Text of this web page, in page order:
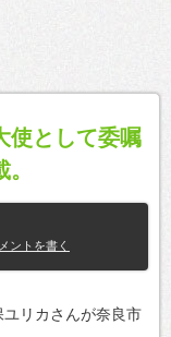
使として委嘱
ントを書く
リカさんが奈良市